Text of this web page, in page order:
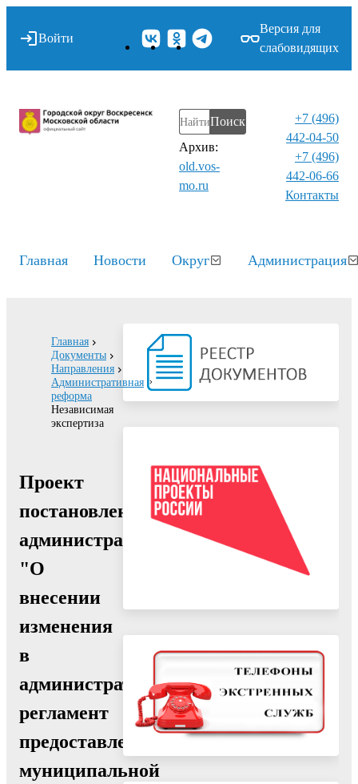
Войти
Версия для
слабовидящих
Поиск
Архив:
old.vos-
mo.ru
+7 (496)
442-04-50
+7 (496)
442-06-66
Контакты⁠
Главная Новости Округ Администрация
Главная
Документы
Направления
Административная
реформа
Независимая
экспертиза
Проект
постановления
администрации
"О
внесении
изменения
в
административный
регламент
предоставления
муниципальной